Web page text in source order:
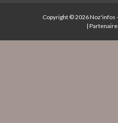
Copyright © 2026Noz'infos
|